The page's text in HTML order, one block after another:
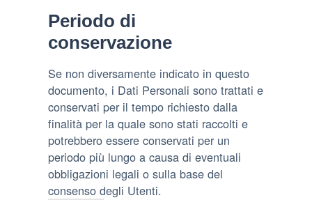
Periodo di
conservazione
Se non diversamente indicato in questo
documento, i Dati Personali sono trattati e
conservati per il tempo richiesto dalla
finalità per la quale sono stati raccolti e
potrebbero essere conservati per un
periodo più lungo a causa di eventuali
obbligazioni legali o sulla base del
consenso degli Utenti.